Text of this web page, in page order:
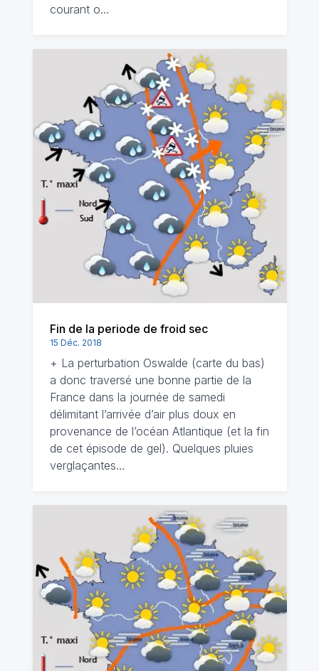
courant o…
Fin de la periode de froid sec
15 Déc. 2018
+ La perturbation Oswalde (carte du bas)
a donc traversé une bonne partie de la
France dans la journée de samedi
délimitant l’arrivée d’air plus doux en
provenance de l’océan Atlantique (et la fin
de cet épisode de gel). Quelques pluies
verglaçantes…